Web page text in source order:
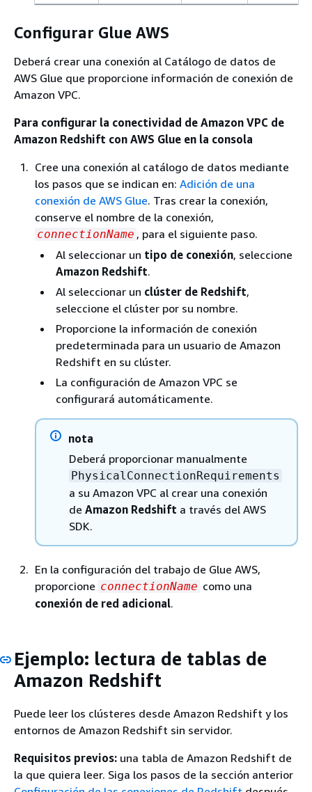
Configurar Glue AWS
Deberá crear una conexión al Catálogo de datos de
AWS Glue que proporcione información de conexión de
Amazon VPC.
Para configurar la conectividad de Amazon VPC de
Amazon Redshift con AWS Glue en la consola
Cree una conexión al catálogo de datos mediante
los pasos que se indican en: Adición de una
conexión de AWS Glue. Tras crear la conexión,
conserve el nombre de la conexión,
connectionName , para el siguiente paso.
Al seleccionar un tipo de conexión, seleccione
Amazon Redshift.
Al seleccionar un clúster de Redshift,
seleccione el clúster por su nombre.
Proporcione la información de conexión
predeterminada para un usuario de Amazon
Redshift en su clúster.
La configuración de Amazon VPC se
configurará automáticamente.
nota
Deberá proporcionar manualmente
PhysicalConnectionRequirements
a su Amazon VPC al crear una conexión
de Amazon Redshift a través del AWS
SDK.
En la configuración del trabajo de Glue AWS,
proporcione connectionName como una
conexión de red adicional.
Ejemplo: lectura de tablas de
Amazon Redshift
Puede leer los clústeres desde Amazon Redshift y los
entornos de Amazon Redshift sin servidor.
Requisitos previos: una tabla de Amazon Redshift de
la que quiera leer. Siga los pasos de la sección anterior